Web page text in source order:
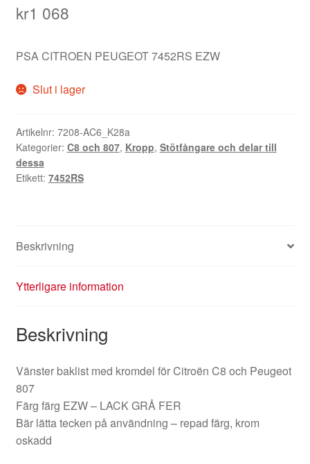
kr1 068
PSA CITROEN PEUGEOT 7452RS EZW
Slut i lager
Artikelnr: 7208-AC6_K28a
Kategorier: C8 och 807, Kropp, Stötfångare och delar till
dessa
Etikett: 7452RS
Beskrivning
Ytterligare information
Beskrivning
Vänster baklist med kromdel för Citroën C8 och Peugeot
807
Färg färg EZW – LACK GRÅ FER
Bär lätta tecken på användning – repad färg, krom
oskadd